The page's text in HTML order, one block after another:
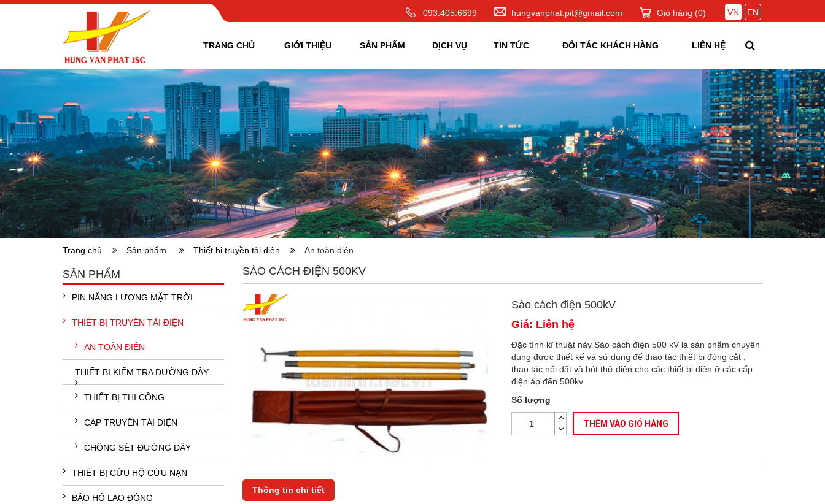
093.405.6699 hungvanphat.pit@gmail.com Giỏ hàng (0) VN EN
TRANG CHỦ GIỚI THIỆU SẢN PHẨM DỊCH VỤ TIN TỨC ĐỐI TÁC KHÁCH HÀNG LIÊN HỆ
Trang chủ Sản phẩm Thiết bị truyền tải điện An toàn điện
SÀO CÁCH ĐIỆN 500KV
Sào cách điện 500kV
Giá: Liên hệ
Đặc tính kĩ thuật này Sào cách điện 500 kV là sản phẩm chuyên
dụng được thiết kế và sử dụng để thao tác thiết bị đóng cắt ,
thao tác nối đất và bút thử điện cho các thiết bị điện ở các cấp
điện áp đến 500kv
Số lượng
THÊM VÀO GIỎ HÀNG
Thông tin chi tiết
SẢN PHẨM
PIN NĂNG LƯỢNG MẶT TRỜI
THIẾT BỊ TRUYỀN TẢI ĐIỆN
AN TOÀN ĐIỆN
THIẾT BỊ KIỂM TRA ĐƯỜNG DÂY
THIẾT BỊ THI CÔNG
CÁP TRUYỀN TẢI ĐIỆN
CHỐNG SÉT ĐƯỜNG DÂY
THIẾT BỊ CỨU HỘ CỨU NẠN
BẢO HỘ LAO ĐỘNG